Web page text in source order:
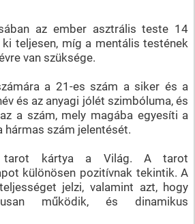
az ember asztrális teste 14
teljesen, míg a mentális testének
van szüksége.
a 21-es szám a siker és a
és az anyagi jólét szimbóluma, és
a szám, mely magába egyesíti a
hármas szám jelentését.
tarot kártya a Világ. A tarot
különösen pozitívnak tekintik. A
jelzi, valamint azt, hogy
működik, és dinamikus